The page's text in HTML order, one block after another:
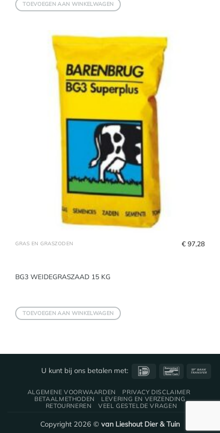
TOEVOEGEN AAN WINKELWAGEN
GRAS EN GRASZODEN
BG3 WEIDEGRASZAAD 15 KG
€ 97,28
TOEVOEGEN AAN WINKELWAGEN
U kunt bij ons betalen met: IDeal Bancontact
ALGEMENE VOORWAARDEN
PRIVACY DISCLAIMER
BETAALMETHODEN
LEVERING EN VERZENDING
RETOURNEREN
VEEL GESTELDE VRAGEN
Copyright 2026 © van Lieshout Dier & Tuin